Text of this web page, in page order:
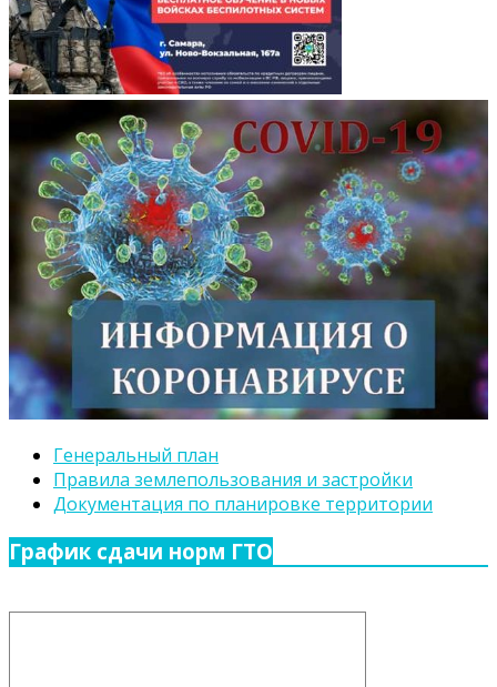
Генеральный план
Правила землепользования и застройки
Документация по планировке территории
График сдачи норм ГТО